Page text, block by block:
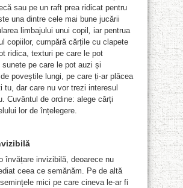
sau pe un raft prea ridicat pentru
una dintre cele mai bune jucării
limbajului unui copil iar pentrua
copiilor, cumpără cărțile cu clapete
ridica, texturi pe care le pot
pe care le pot auzi și
poveștile lungi, pe care ți-ar plăcea
tu, dar care nu vor trezi interesul
Cuvântul de ordine: alege cărți
lor de înțelegere.
învățare invizibilă, deoarece nu
ceea ce semănăm. Pe de altă
mici pe care cineva le-ar fi